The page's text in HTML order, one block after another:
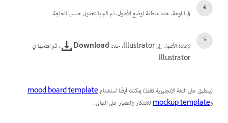
في اللوحة، حدد منطقة لوضع الأصول، ثم قم بالتعديل حسب الحاجة.
لإعادة الأصول إلى Illustrator، حدد Download
، ثم افتحها في
Illustrator.
(ينطبق على اللغة الإنجليزية فقط) يمكنك أيضًا استخدامmood board template
وmockup templateللابتكار والتصور على التوالي.